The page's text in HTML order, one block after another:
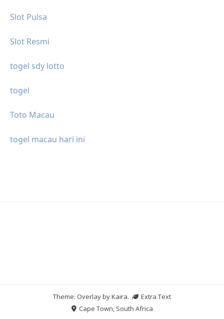
Slot Pulsa
Slot Resmi
togel sdy lotto
togel
Toto Macau
togel macau hari ini
Theme: Overlay byKaira.
Extra Text
Cape Town, South Africa